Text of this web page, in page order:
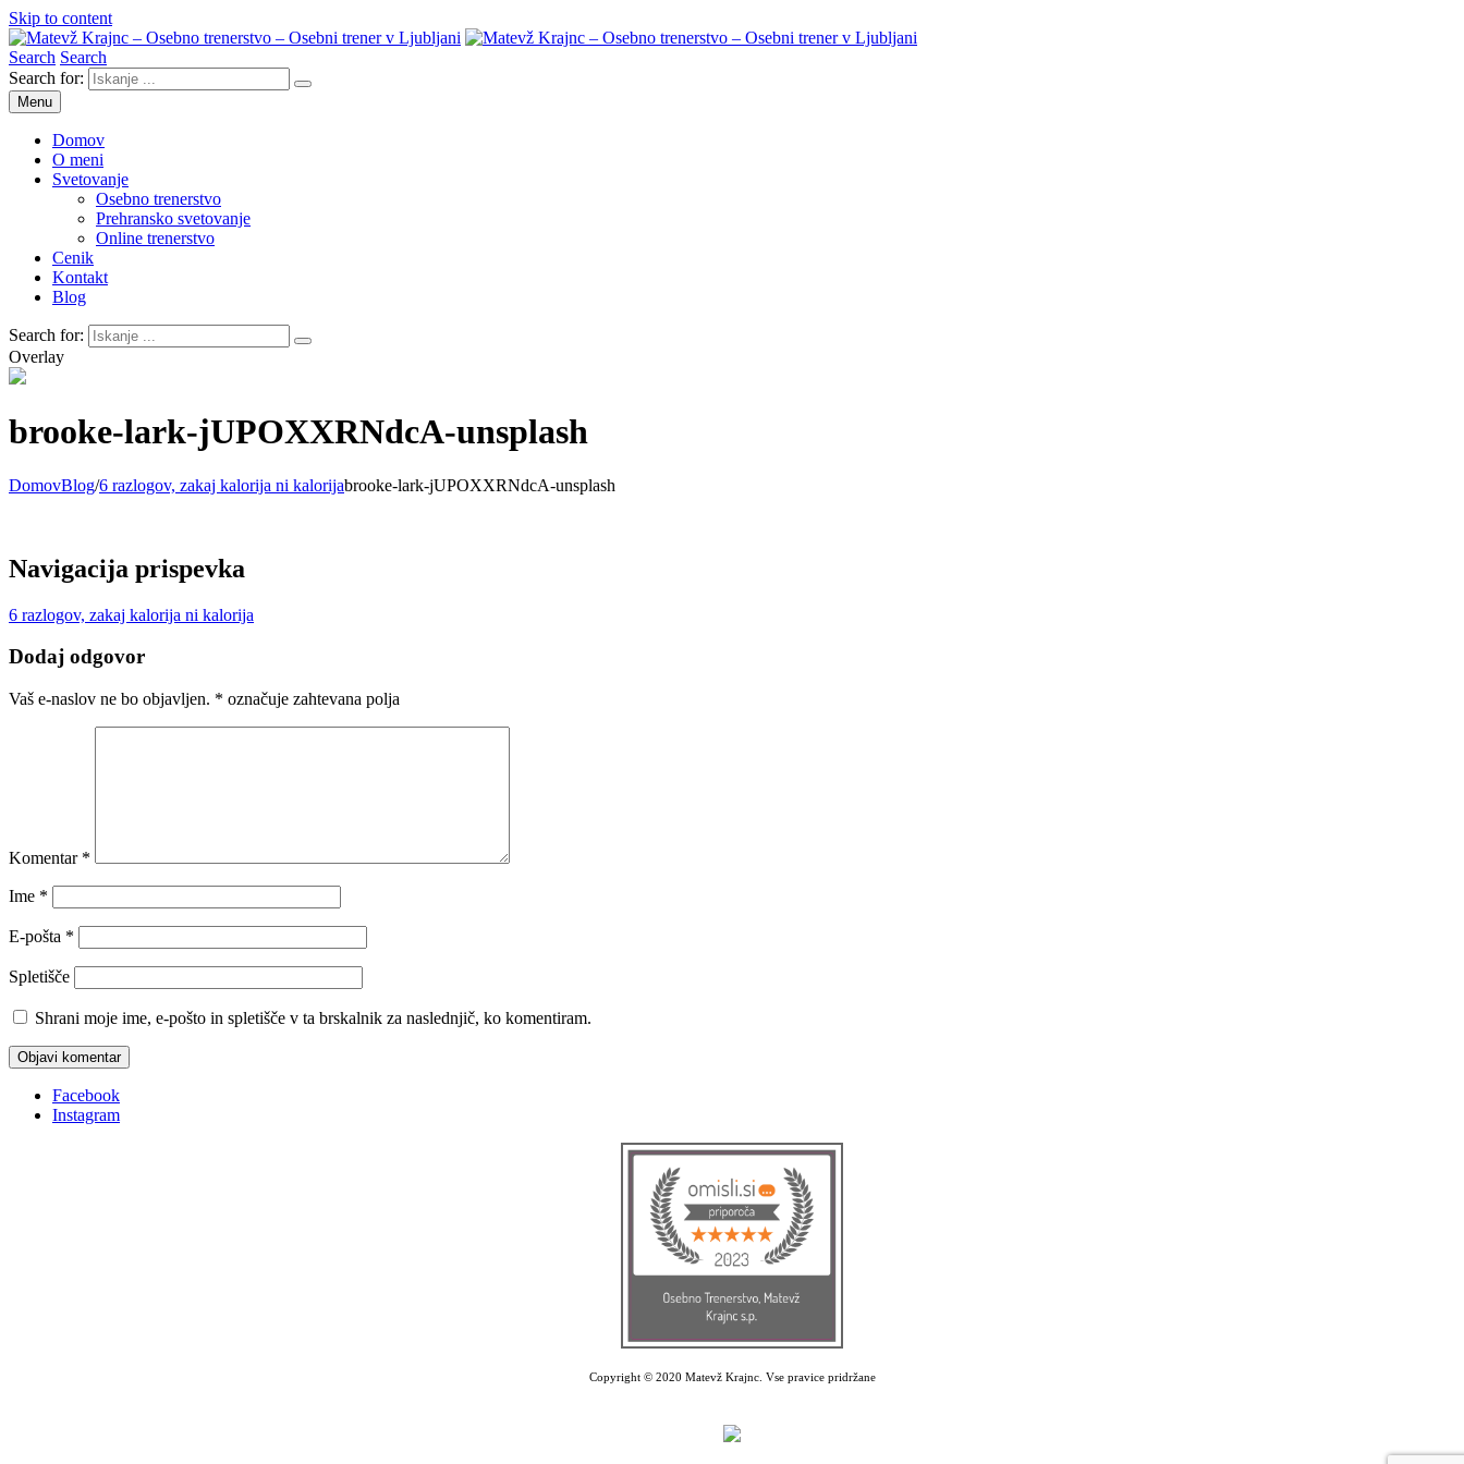
Skip to content
Matevž Krajnc – Osebno trenerstvo – Osebni trener v Ljubljani
Osebno trenerstvo
Search Search
Search for:
Menu
Domov
O meni
Svetovanje
Osebno trenerstvo
Prehransko svetovanje
Online trenerstvo
Cenik
Kontakt
Blog
Search for:
Overlay
brooke-lark-jUPOXXRNdcA-unsplash
DomovBlog/6 razlogov, zakaj kalorija ni kalorijabrooke-lark-jUPOXXRNdcA-unsplash
Navigacija prispevka
6 razlogov, zakaj kalorija ni kalorija
Dodaj odgovor
Vaš e-naslov ne bo objavljen. * označuje zahtevana polja
Komentar *
Ime *
E-pošta *
Spletišče
Shrani moje ime, e-pošto in spletišče v ta brskalnik za naslednjič, ko komentiram.
Facebook
Instagram
Copyright © 2020 Matevž Krajnc. Vse pravice pridržane